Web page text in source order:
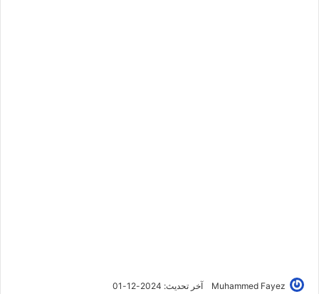
Muhammed Fayez آخر تحديث: 2024-12-01